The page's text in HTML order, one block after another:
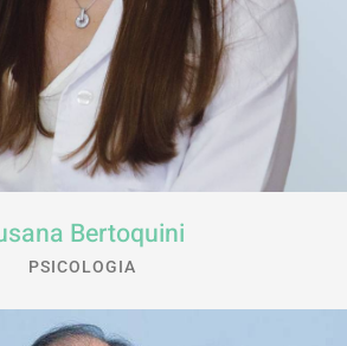
Bertoquini
PSICOLOGIA